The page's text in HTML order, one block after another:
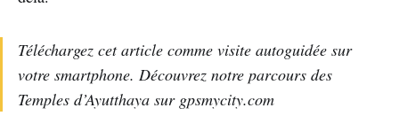
Téléchargez cet article comme visite autoguidée sur
votre smartphone. Découvrez notre parcours des
Temples d’Ayutthaya sur gpsmycity.com